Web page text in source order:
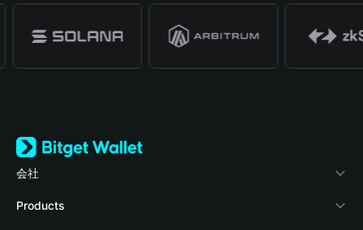
会社
Bitget Walletについて
Products